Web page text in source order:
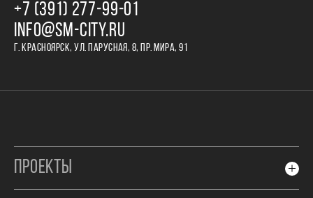
+7 (391) 277‒99‒01
INFO@SM-CITY.RU
Г. КРАСНОЯРСК, УЛ. ПАРУСНАЯ, 8, ПР. МИРА, 91
ПРОЕКТЫ